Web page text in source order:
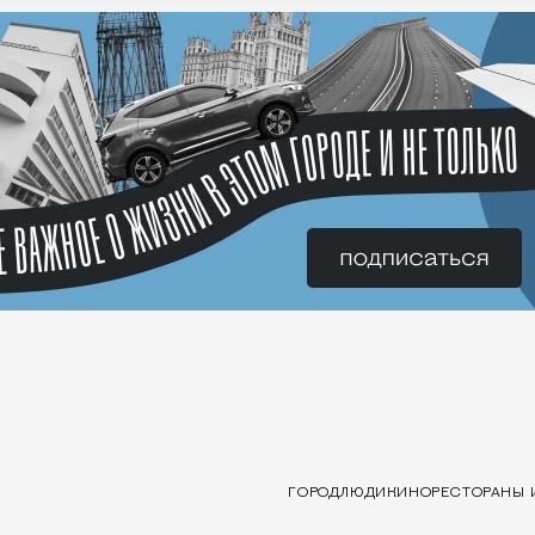
ГОРОДЛЮДИ КИНОРЕСТОРАНЫ